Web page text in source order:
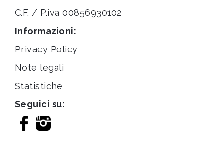
C.F. / P.iva 00856930102
Informazioni:
Privacy Policy
Note legali
Statistiche
Seguici su: